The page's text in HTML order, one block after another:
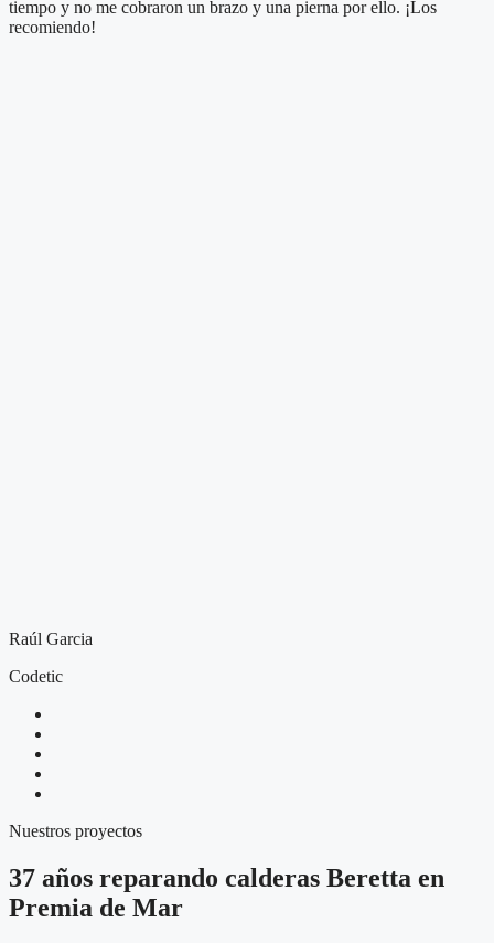
tiempo y no me cobraron un brazo y una pierna por ello. ¡Los
recomiendo!
Raúl Garcia
Codetic
Nuestros proyectos
37 años reparando calderas Beretta en
Premia de Mar